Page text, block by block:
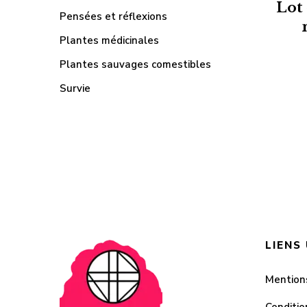
Lot
Pensées et réflexions
Plantes médicinales
Plantes sauvages comestibles
Survie
LIENS